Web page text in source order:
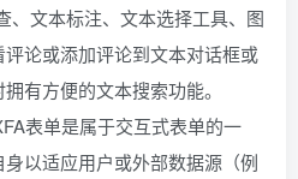
、文本标注、文本选择工具、图
论或添加评论到文本对话框或
有方便的文本搜索功能。
表单是属于交互式表单的一
以适应用户或外部数据源（例